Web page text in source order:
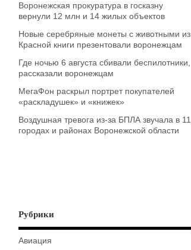
Воронежская прокуратура в госказну
вернули 12 млн и 14 жилых объектов
Новые серебряные монеты с животными из
Красной книги презентовали воронежцам
Где ночью 6 августа сбивали беспилотники,
рассказали воронежцам
МегаФон раскрыл портрет покупателей
«раскладушек» и «книжек»
Воздушная тревога из-за БПЛА звучала в 11
городах и районах Воронежской области
Рубрики
Авиация